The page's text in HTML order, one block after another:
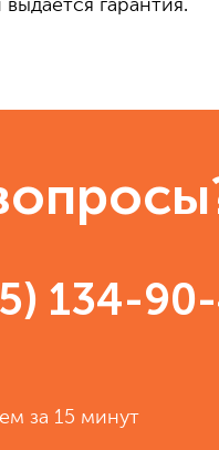
гарантия.
134-
за 15 минут